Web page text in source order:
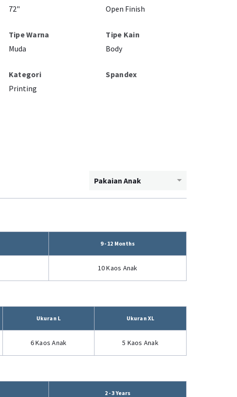
72"
Open Finish
Tipe Warna
Muda
Tipe Kain
Body
Kategori
Printing
Spandex
Pakaian Anak
9 - 12 Months
10 Kaos Anak
Ukuran L Ukuran XL
6 Kaos Anak 5 Kaos Anak
2 - 3 Years